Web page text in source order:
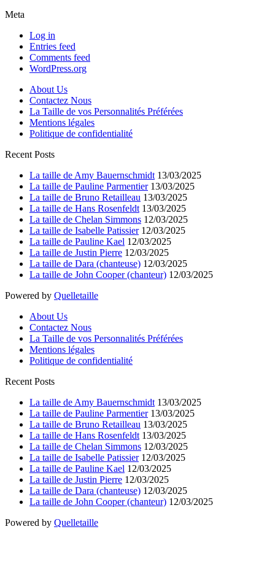
Meta
Log in
Entries feed
Comments feed
WordPress.org
About Us
Contactez Nous
La Taille de vos Personnalités Préférées
Mentions légales
Politique de confidentialité
Recent Posts
La taille de Amy Bauernschmidt 13/03/2025
La taille de Pauline Parmentier 13/03/2025
La taille de Bruno Retailleau 13/03/2025
La taille de Hans Rosenfeldt 13/03/2025
La taille de Chelan Simmons 12/03/2025
La taille de Isabelle Patissier 12/03/2025
La taille de Pauline Kael 12/03/2025
La taille de Justin Pierre 12/03/2025
La taille de Dara (chanteuse) 12/03/2025
La taille de John Cooper (chanteur) 12/03/2025
Powered by Quelletaille
About Us
Contactez Nous
La Taille de vos Personnalités Préférées
Mentions légales
Politique de confidentialité
Recent Posts
La taille de Amy Bauernschmidt 13/03/2025
La taille de Pauline Parmentier 13/03/2025
La taille de Bruno Retailleau 13/03/2025
La taille de Hans Rosenfeldt 13/03/2025
La taille de Chelan Simmons 12/03/2025
La taille de Isabelle Patissier 12/03/2025
La taille de Pauline Kael 12/03/2025
La taille de Justin Pierre 12/03/2025
La taille de Dara (chanteuse) 12/03/2025
La taille de John Cooper (chanteur) 12/03/2025
Powered by Quelletaille